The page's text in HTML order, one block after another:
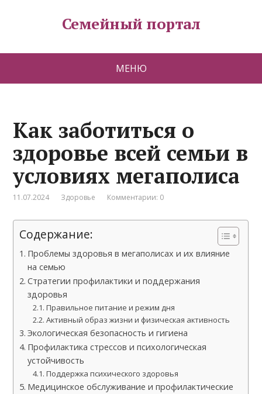
Семейный портал
МЕНЮ
Как заботиться о
здоровье всей семьи в
условиях мегаполиса
11.07.2024 Здоровье Комментарии: 0
Содержание:
Проблемы здоровья в мегаполисах и их влияние
на семью
Стратегии профилактики и поддержания
здоровья
Правильное питание и режим дня
Активный образ жизни и физическая активность
Экологическая безопасность и гигиена
Профилактика стрессов и психологическая
устойчивость
Поддержка психического здоровья
Медицинское обслуживание и профилактические